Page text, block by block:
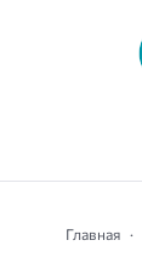
Главная